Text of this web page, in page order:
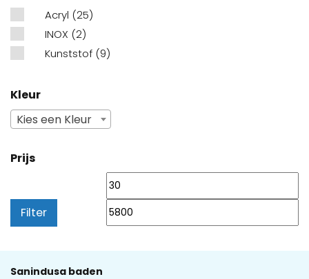
Acryl (25)
INOX (2)
Kunststof (9)
Kleur
Kies een Kleur
Prijs
Min.
prijs
Filter
Sanindusa baden